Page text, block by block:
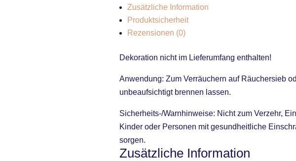
Zusätzliche Information
Produktsicherheit
Rezensionen (0)
Dekoration nicht im Lieferumfang enthalten!
Anwendung: Zum Verräuchern auf Räuchersieb
unbeaufsichtigt brennen lassen.
Sicherheits-/Warnhinweise: Nicht zum Verzehr,
Kinder oder Personen mit gesundheitliche
sorgen.
Zusätzliche Information